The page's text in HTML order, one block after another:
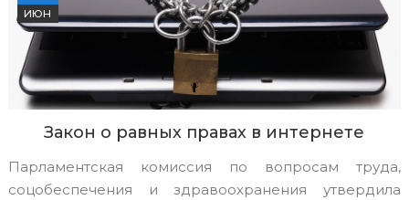
ИЮН
Закон о равных правах в интернете
Парламентская комиссия по вопросам труда,
соцобеспечения и здравоохранения утвердила